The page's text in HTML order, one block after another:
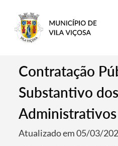
Contratação
Substantivo
Atualizado em 05/03/